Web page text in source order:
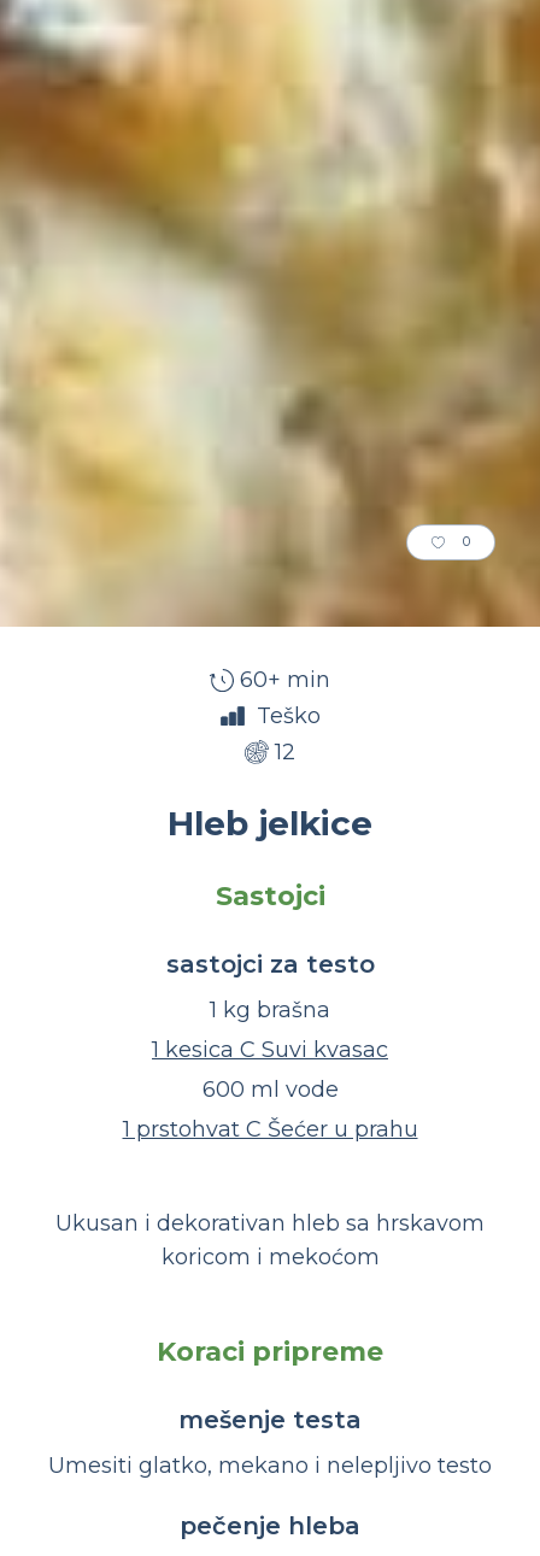
0
60+ min
Teško
12
Hleb jelkice
Sastojci
sastojci za testo
1 kg brašna
1 kesica C Suvi kvasac
600 ml vode
1 prstohvat C Šećer u prahu
Ukusan i dekorativan hleb sa hrskavom
koricom i mekoćom
Koraci pripreme
mešenje testa
Umesiti glatko, mekano i nelepljivo testo
pečenje hleba